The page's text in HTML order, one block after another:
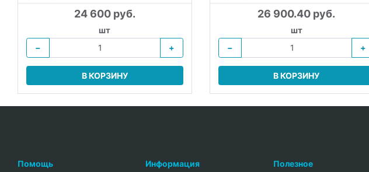
24 600 руб.
шт
−
+
В КОРЗИНУ
26 900.40 руб.
шт
−
+
В КОРЗИНУ
Помощь Информация Полезное